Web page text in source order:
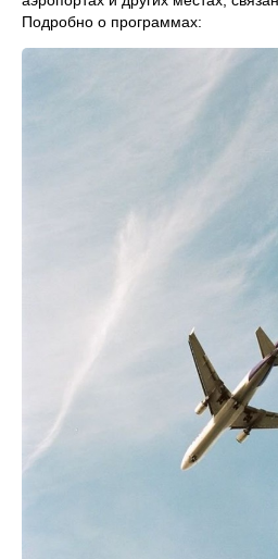
Подробно о программах: